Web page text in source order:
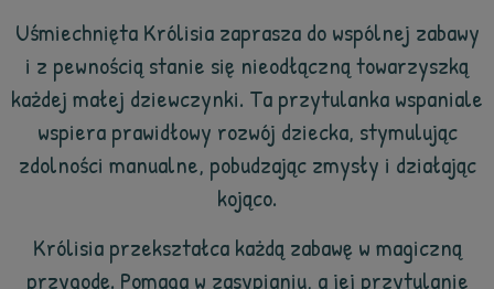
Uśmiechnięta Królisia zaprasza do wspólnej zabawy
i z pewnością stanie się nieodłączną towarzyszką
każdej małej dziewczynki. Ta przytulanka wspaniale
wspiera prawidłowy rozwój dziecka, stymulując
zdolności manualne, pobudzając zmysły i działając
kojąco.
Królisia przekształca każdą zabawę w magiczną
przygodę. Pomaga w zasypianiu, a jej przytulanie